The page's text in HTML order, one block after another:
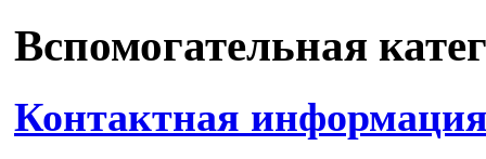
Вспомогательная
Контактная